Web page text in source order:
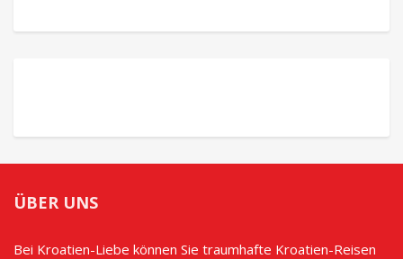
ÜBER UNS
Bei Kroatien-Liebe können Sie traumhafte Kroatien-Reisen